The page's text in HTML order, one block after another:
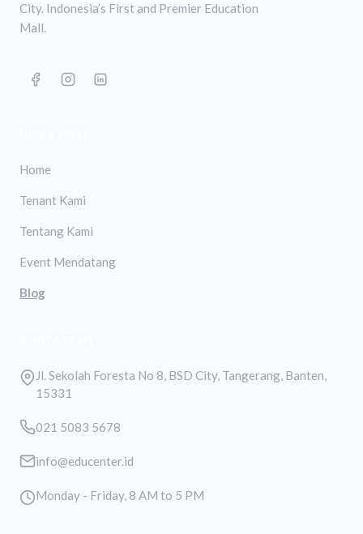
City. Indonesia’s First and Premier Education
Mall.
Home
Tenant Kami
Tentang Kami
Event Mendatang
Blog
Jl. Sekolah Foresta No 8, BSD City, Tangerang, Banten,
15331
021 5083 5678
info@educenter.id
Monday - Friday, 8 AM to 5 PM